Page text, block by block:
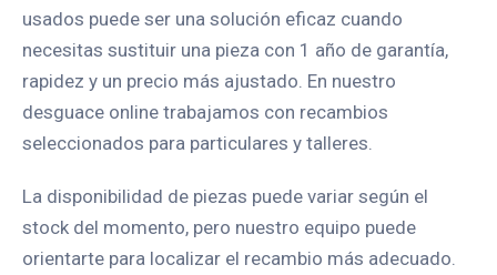
usados puede ser una solución eficaz cuando
necesitas sustituir una pieza con 1 año de garantía,
rapidez y un precio más ajustado. En nuestro
desguace online trabajamos con recambios
seleccionados para particulares y talleres.
La disponibilidad de piezas puede variar según el
stock del momento, pero nuestro equipo puede
orientarte para localizar el recambio más adecuado.